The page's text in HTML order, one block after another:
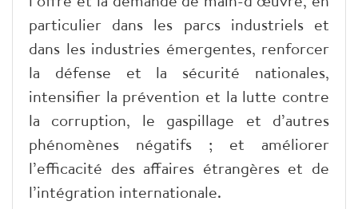
particulier dans les parcs industriels et
dans les industries émergentes, renforcer
la défense et la sécurité nationales,
intensifier la prévention et la lutte contre
la corruption, le gaspillage et d’autres
phénomènes négatifs ; et améliorer
l’efficacité des affaires étrangères et de
l’intégration internationale.